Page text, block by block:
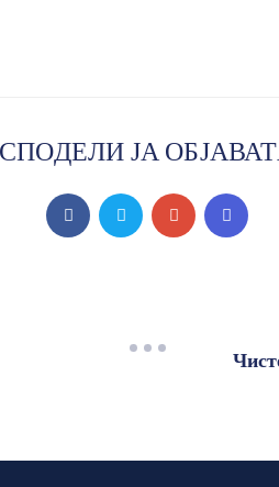
СПОДЕЛИ ЈА